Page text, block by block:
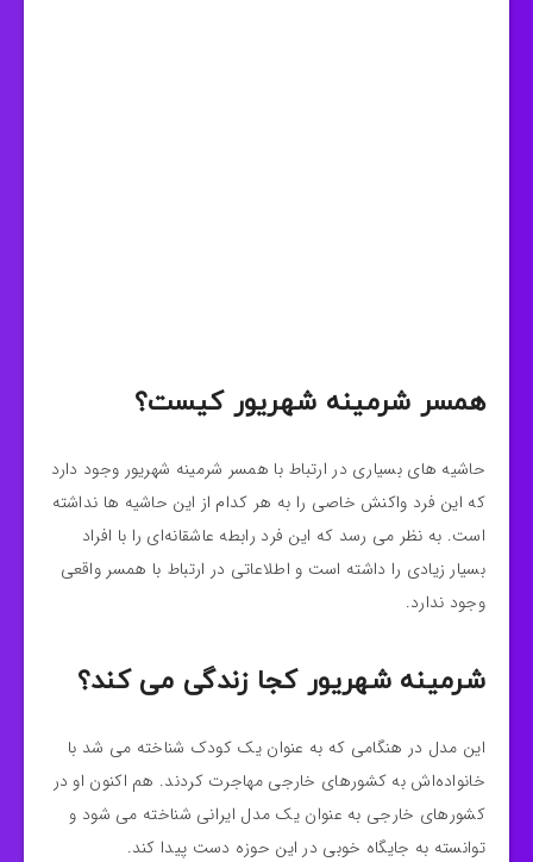
همسر شرمینه شهریور کیست؟
حاشیه های بسیاری در ارتباط با همسر شرمینه شهریور وجود دارد
که این فرد واکنش خاصی را به هر کدام از این حاشیه‌ ها نداشته
است. به نظر می‌ رسد که این فرد رابطه عاشقانه‌ای را با افراد
بسیار زیادی را داشته است و اطلاعاتی در ارتباط با همسر واقعی
وجود ندارد.
شرمینه شهریور کجا زندگی می کند؟
این مدل در هنگامی که به عنوان یک کودک شناخته می‌ شد با
خانواده‌اش به کشورهای خارجی مهاجرت کردند. هم اکنون او در
کشورهای خارجی به عنوان یک مدل ایرانی شناخته می شود و
توانسته به جایگاه خوبی در این حوزه دست پیدا کند.